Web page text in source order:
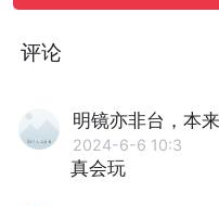
评论
明镜亦非台，本
2024-6-6 10:3
真会玩